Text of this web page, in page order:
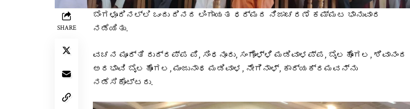
SHARE
ಬೆಂಗಳೂರಿನಲ್ಲಿ ಒಂದು ದಿನದ ಲಿಂಗಾಯತ ಧರ್ಮದ ನಿಜಾಚರಣೆ ಕಮ್ಮಟ ಭಾನುವಾರ
ನಡೆಯಿತು.
ವಚನ ಮೂರ್ತಿ ರುದ್ರಪ್ಪ ಪಿ, ಸಿಂಧನೂರು, ಸಂಗೊಳ್ಳಿ ಮಡಿವಾಳಪ್ಪ, ಬೈಲಹೊಂಗಲ, ಶಿವಾನಂದ
ಅರಭಾವಿ ಬೈಲಹೊಂಗಲ, ಮಂಜುನಾಥ ಮಡಿವಾಳ, ನೇಗಿನಾಳ್, ಕಾರ್ಯಕ್ರಮವನ್ನು
ನಡೆಸಿಕೊಟ್ಟರು.